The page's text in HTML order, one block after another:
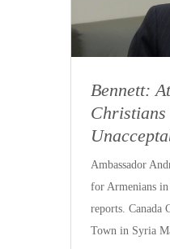
Bennett:
Christians
Ambassador
for Armenians in
reports. Canada
Town in Syria